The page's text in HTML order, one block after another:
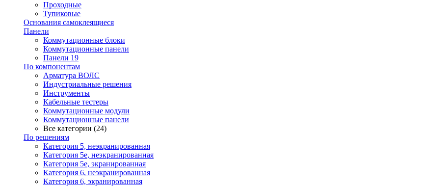
Проходные
Тупиковые
Основания самоклеящиеся
Панели
Коммутационные блоки
Коммутационные панели
Панели 19
По компонентам
Арматура ВОЛС
Индустриальные решения
Инструменты
Кабельные тестеры
Коммутационные модули
Коммутационные панели
Все категории (24)
По решениям
Категория 5, неэкранированная
Категория 5е, неэкранированная
Категория 5е, экранированная
Категория 6, неэкранированная
Категория 6, экранированная